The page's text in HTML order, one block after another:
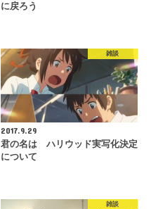
に戻ろう
雑談
2017.9.29
君の名は ハリウッド実写化決定
について
雑談